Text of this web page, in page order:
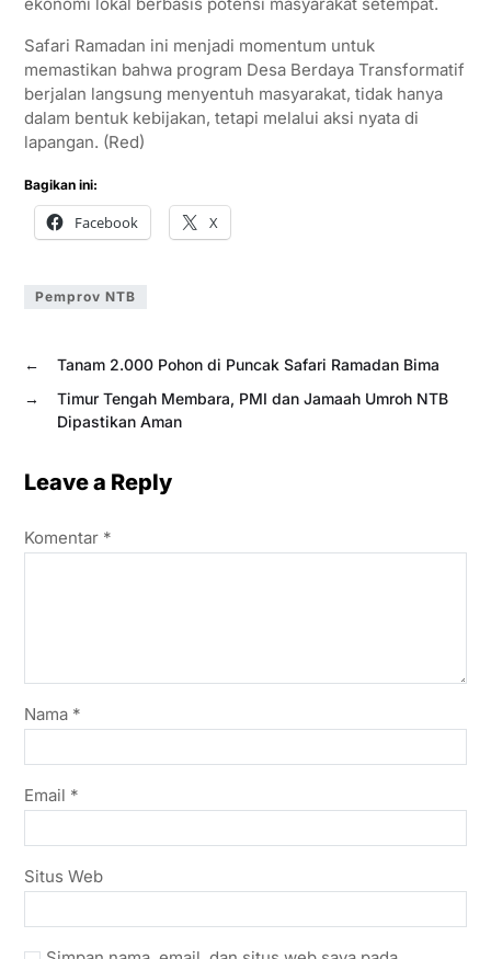
Safari Ramadan ini menjadi momentum untuk
memastikan bahwa program Desa Berdaya Transformatif
berjalan langsung menyentuh masyarakat, tidak hanya
dalam bentuk kebijakan, tetapi melalui aksi nyata di
lapangan. (Red)
Bagikan ini:
Facebook X
Pemprov NTB
←
Tanam 2.000 Pohon di Puncak Safari Ramadan Bima
→
Timur Tengah Membara, PMI dan Jamaah Umroh NTB
Dipastikan Aman
Leave a Reply
Komentar *
Nama *
Email *
Situs Web